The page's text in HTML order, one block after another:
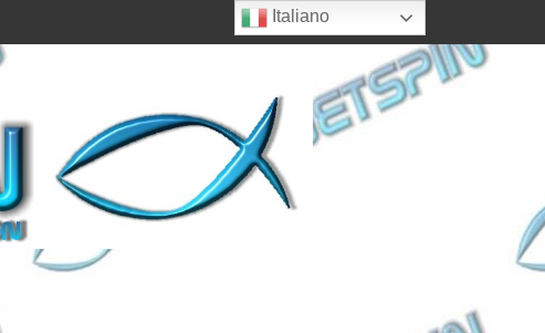
Italiano